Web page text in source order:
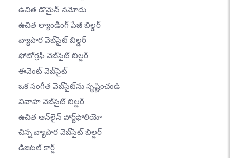
ఉచిత డొమైన్ నమోదు
ఉచిత ల్యాండింగ్ పేజీ బిల్డర్
వ్యాపార వెబ్‌సైట్ బిల్డర్
ఫోటోగ్రఫీ వెబ్‌సైట్ బిల్డర్
ఈవెంట్ వెబ్‌సైట్
ఒక సంగీత వెబ్‌సైట్‌ను సృష్టించండి
వివాహ వెబ్‌సైట్ బిల్డర్
ఉచిత ఆన్‌లైన్ పోర్ట్‌ఫోలియో
చిన్న వ్యాపార వెబ్‌సైట్ బిల్డర్
డిజిటల్ కార్డ్